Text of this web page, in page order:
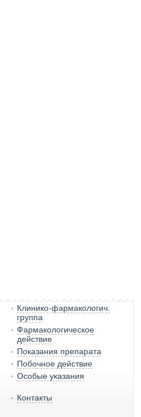
Клинико-фармакологич.
группа
Фармакологическое
действие
Показания препарата
Побочное действие
Особые указания
Контакты